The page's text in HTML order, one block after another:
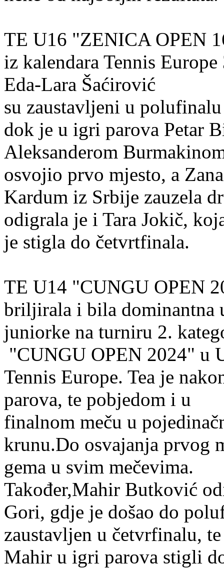
TE U16 "ZENICA OPEN
iz kalendara Tennis
Eda-Lara Šaćirović
su zaustavljeni u
dok je u igri parova Petar
Aleksanderom
osvojio prvo mjesto, a
Kardum iz Srbije zauzela
odigrala je i Tara Jokič,
je stigla do četvrtfinala.
TE U14 "CUNGU OPEN
briljirala i bila dominantna
juniorke na turniru 2.
"CUNGU OPEN 2024" u
Tennis Europe. Tea je
parova, te pobjedom i u
finalnom meču u
krunu.Do osvajanja prvog
gema u svim mečevima.
Također,Mahir Butković
Gori, gdje je došao do
zaustavljen u četvrfinalu,
Mahir u igri parova stigli